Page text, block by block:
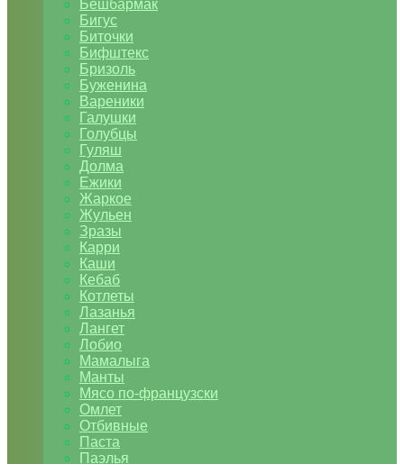
Бешбармак
Бигус
Биточки
Бифштекс
Бризоль
Буженина
Вареники
Галушки
Голубцы
Гуляш
Долма
Ежики
Жаркое
Жульен
Зразы
Карри
Каши
Кебаб
Котлеты
Лазанья
Лангет
Лобио
Мамалыга
Манты
Мясо по-французски
Омлет
Отбивные
Паста
Паэлья